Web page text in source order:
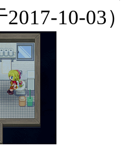
2017-10-03）